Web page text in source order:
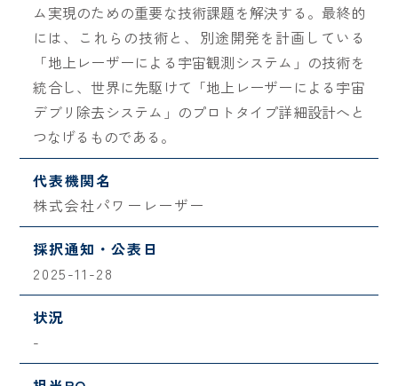
ム実現のための重要な技術課題を解決する。最終的
には、これらの技術と、別途開発を計画している
「地上レーザーによる宇宙観測システム」の技術を
統合し、世界に先駆けて「地上レーザーによる宇宙
デブリ除去システム」のプロトタイプ詳細設計へと
つなげるものである。
代表機関名
株式会社パワーレーザー
採択通知・公表日
2025-11-28
状況
-